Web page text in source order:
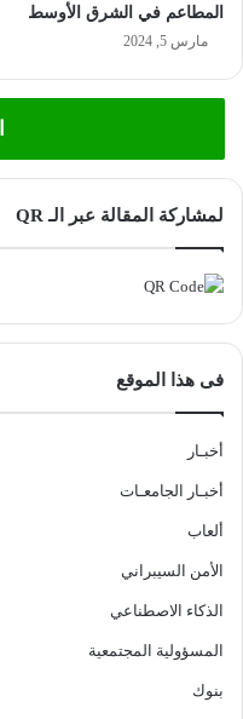
المطاعم في الشرق الأوسط
مارس 5, 2024
لمشاركة المقالة عبر الـ QR
فى هذا الموقع
أخبـار
أخبـار الجامعـات
ألعاب
الأمن السيبراني
الذكاء الاصطناعي
المسؤولية المجتمعية
بنوك